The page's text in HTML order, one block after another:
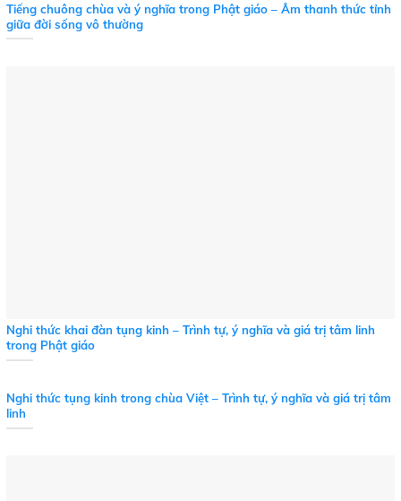
Tiếng chuông chùa và ý nghĩa trong Phật giáo – Âm thanh thức tỉnh
giữa đời sống vô thường
Nghi thức khai đàn tụng kinh – Trình tự, ý nghĩa và giá trị tâm linh
trong Phật giáo
Nghi thức tụng kinh trong chùa Việt – Trình tự, ý nghĩa và giá trị tâm
linh